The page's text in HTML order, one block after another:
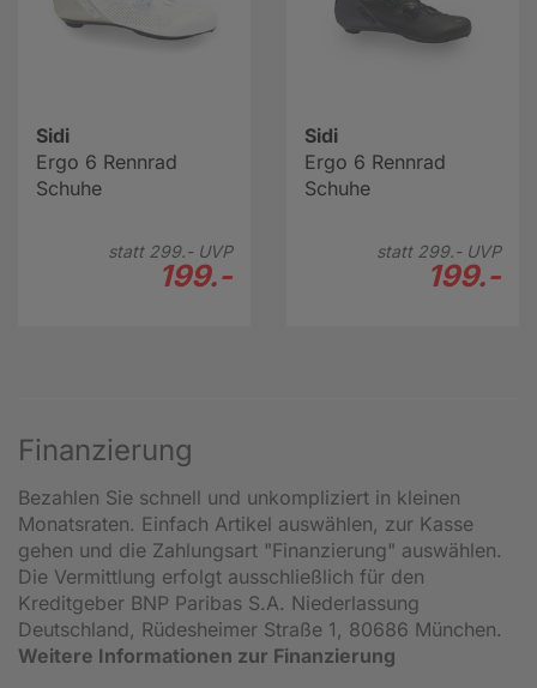
Sidi
Ergo 6 Rennrad
Schuhe
statt 299.-UVP
199.-
Sidi
Ergo 6 Rennrad
Schuhe
statt 299.-UVP
199.-
Finanzierung
Bezahlen Sie schnell und unkompliziert in kleinen
Monatsraten. Einfach Artikel auswählen, zur Kasse
gehen und die Zahlungsart "Finanzierung" auswählen.
Die Vermittlung erfolgt ausschließlich für den
Kreditgeber BNP Paribas S.A. Niederlassung
Deutschland, Rüdesheimer Straße 1, 80686 München.
Weitere Informationen zur Finanzierung